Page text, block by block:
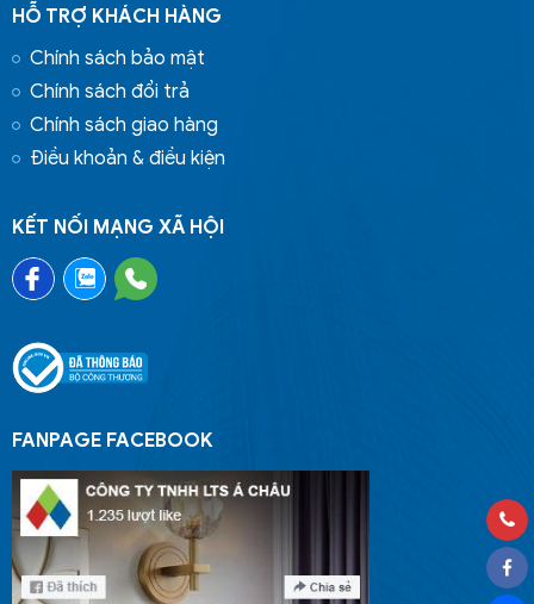
HỖ TRỢ KHÁCH HÀNG
Chính sách bảo mật
Chính sách đổi trả
Chính sách giao hàng
Điều khoản & điều kiện
KẾT NỐI MẠNG XÃ HỘI
FANPAGE FACEBOOK